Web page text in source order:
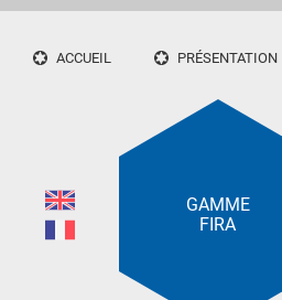
ACCUEIL PRÉSENTATION
GAMME
FIRA